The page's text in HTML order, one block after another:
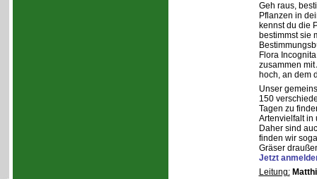
Geh raus,
Pflanzen in
kennst du die
bestimmst sie
Flora
zusammen
hoch, an dem
Unser
150
Tagen zu
Artenvielfalt in
Daher sind
finden wir
Gräser
Jetzt
Leitung: